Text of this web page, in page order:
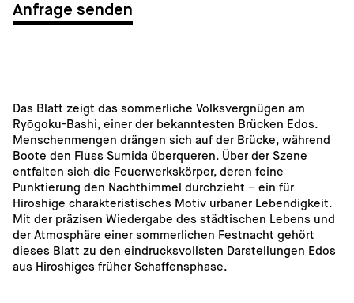
Anfrage senden
Das Blatt zeigt das sommerliche Volksvergnügen am
Ryōgoku-Bashi, einer der bekanntesten Brücken Edos.
Menschenmengen drängen sich auf der Brücke, während
Boote den Fluss Sumida überqueren. Über der Szene
entfalten sich die Feuerwerkskörper, deren feine
Punktierung den Nachthimmel durchzieht – ein für
Hiroshige charakteristisches Motiv urbaner Lebendigkeit.
Mit der präzisen Wiedergabe des städtischen Lebens und
der Atmosphäre einer sommerlichen Festnacht gehört
dieses Blatt zu den eindrucksvollsten Darstellungen Edos
aus Hiroshiges früher Schaffensphase.